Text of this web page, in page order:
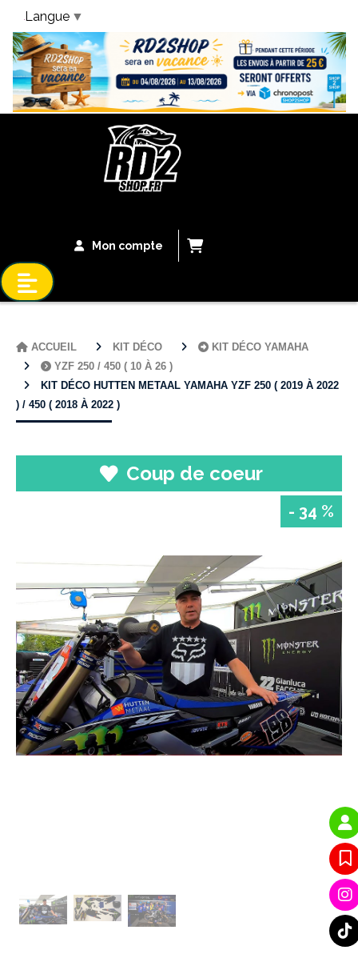
Bandeau Vacances
Mon compte
ACCUEIL KIT DÉCO
KIT DÉCO YAMAHA
YZF 250 / 450 ( 10 À 26 )
KIT DÉCO HUTTEN METAAL YAMAHA YZF 250 ( 2019 À 2022
) / 450 ( 2018 À 2022 )
- 34 %
Coup de coeur
Langue ▼